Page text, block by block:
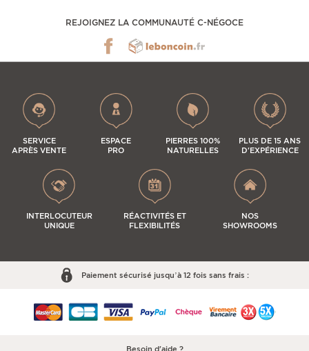
REJOIGNEZ LA COMMUNAUTÉ C-NÉGOCE
SERVICE
APRÈS VENTE
ESPACE
PRO
PIERRES 100%
NATURELLES
PLUS DE 15 ANS
D'EXPÉRIENCE
INTERLOCUTEUR
UNIQUE
RÉACTIVITÉS ET
FLEXIBILITÉS
NOS
SHOWROOMS
Paiement sécurisé jusqu’à 12 fois sans frais :